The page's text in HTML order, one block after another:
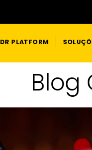
PLATFORM
Blog